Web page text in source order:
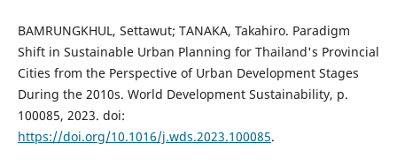
BAMRUNGKHUL, Settawut; TANAKA, Takahiro. Paradigm
Shift in Sustainable Urban Planning for Thailand's Provincial
Cities from the Perspective of Urban Development Stages
During the 2010s. World Development Sustainability, p.
100085, 2023. doi:
https://doi.org/10.1016/j.wds.2023.100085.